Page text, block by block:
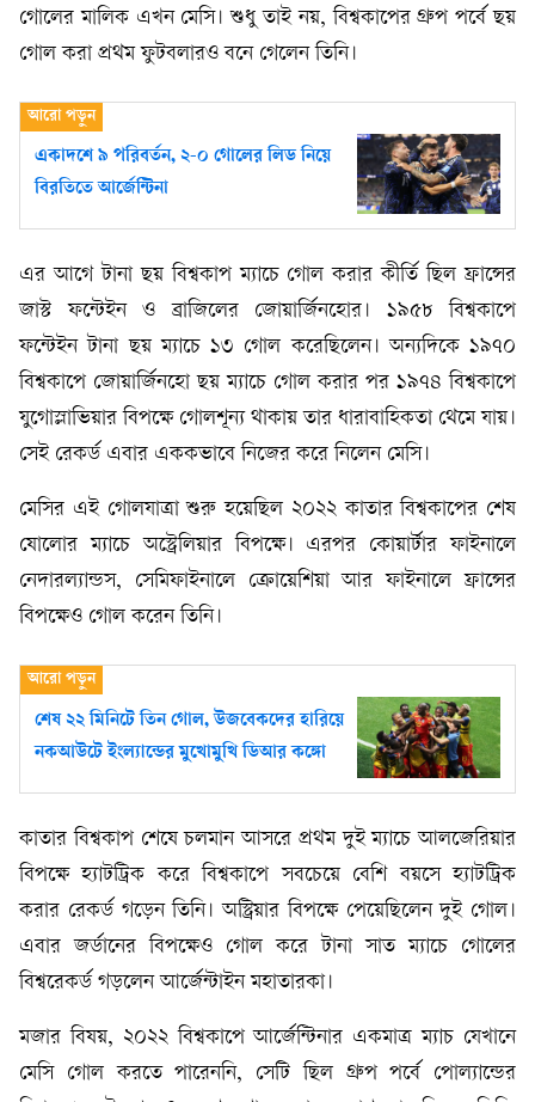
গোলের মালিক এখন মেসি। শুধু তাই নয়, বিশ্বকাপের গ্রুপ পর্বে ছয়
গোল করা প্রথম ফুটবলারও বনে গেলেন তিনি।
একাদশে ৯ পরিবর্তন, ২-০ গোলের লিড নিয়ে
বিরতিতে আর্জেন্টিনা
এর আগে টানা ছয় বিশ্বকাপ ম্যাচে গোল করার কীর্তি ছিল ফ্রান্সের
জাস্ট ফন্টেইন ও ব্রাজিলের জোয়ার্জিনহোর। ১৯৫৮ বিশ্বকাপে
ফন্টেইন টানা ছয় ম্যাচে ১৩ গোল করেছিলেন। অন্যদিকে ১৯৭০
বিশ্বকাপে জোয়ার্জিনহো ছয় ম্যাচে গোল করার পর ১৯৭৪ বিশ্বকাপে
যুগোস্লাভিয়ার বিপক্ষে গোলশূন্য থাকায় তার ধারাবাহিকতা থেমে যায়।
সেই রেকর্ড এবার এককভাবে নিজের করে নিলেন মেসি।
মেসির এই গোলযাত্রা শুরু হয়েছিল ২০২২ কাতার বিশ্বকাপের শেষ
ষোলোর ম্যাচে অস্ট্রেলিয়ার বিপক্ষে। এরপর কোয়ার্টার ফাইনালে
নেদারল্যান্ডস, সেমিফাইনালে ক্রোয়েশিয়া আর ফাইনালে ফ্রান্সের
বিপক্ষেও গোল করেন তিনি।
শেষ ২২ মিনিটে তিন গোল, উজবেকদের হারিয়ে
নকআউটে ইংল্যান্ডের মুখোমুখি ডিআর কঙ্গো
কাতার বিশ্বকাপ শেষে চলমান আসরে প্রথম দুই ম্যাচে আলজেরিয়ার
বিপক্ষে হ্যাটট্রিক করে বিশ্বকাপে সবচেয়ে বেশি বয়সে হ্যাটট্রিক
করার রেকর্ড গড়েন তিনি। অস্ট্রিয়ার বিপক্ষে পেয়েছিলেন দুই গোল।
এবার জর্ডানের বিপক্ষেও গোল করে টানা সাত ম্যাচে গোলের
বিশ্বরেকর্ড গড়লেন আর্জেন্টাইন মহাতারকা।
মজার বিষয়, ২০২২ বিশ্বকাপে আর্জেন্টিনার একমাত্র ম্যাচ যেখানে
মেসি গোল করতে পারেননি, সেটি ছিল গ্রুপ পর্বে পোল্যান্ডের